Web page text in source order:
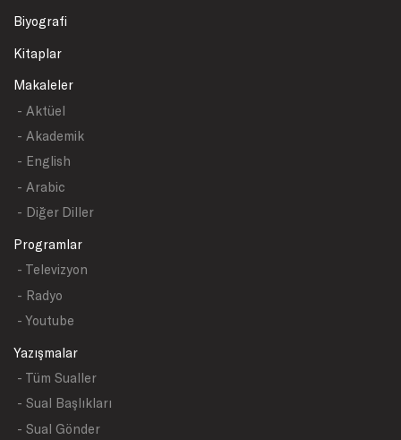
Biyografi
Kitaplar
Makaleler
- Aktüel
- Akademik
- English
- Arabic
- Diğer Diller
Programlar
- Televizyon
- Radyo
- Youtube
Yazışmalar
- Tüm Sualler
- Sual Başlıkları
- Sual Gönder